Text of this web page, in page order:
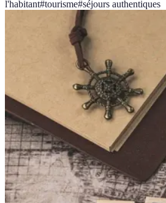
l'habitant#tourisme#séjours authentiques